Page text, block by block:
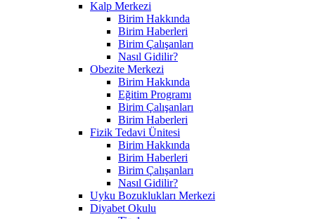
Kalp Merkezi
Birim Hakkında
Birim Haberleri
Birim Çalışanları
Nasıl Gidilir?
Obezite Merkezi
Birim Hakkında
Eğitim Programı
Birim Çalışanları
Birim Haberleri
Fizik Tedavi Ünitesi
Birim Hakkında
Birim Haberleri
Birim Çalışanları
Nasıl Gidilir?
Uyku Bozuklukları Merkezi
Diyabet Okulu